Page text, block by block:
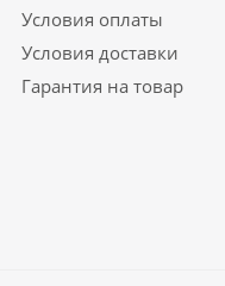
Условия оплаты
Условия доставки
Гарантия на товар